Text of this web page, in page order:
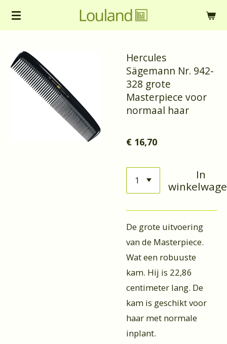
Ga
hoofdinhoud
Hercules
Sägemann Nr. 942-
328 grote
Masterpiece voor
normaal haar
€ 16,70
In
De grote uitvoering
van de Masterpiece.
Wat een robuuste
kam. Hij is 22,86
centimeter lang. De
kam is geschikt voor
haar met normale
inplant.